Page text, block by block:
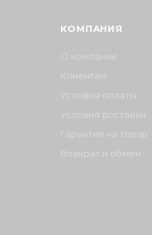
КОМПАНИЯ
О компании
Клиентам
Условия оплаты
Условия доставки
Гарантия на товар
Возврат и обмен